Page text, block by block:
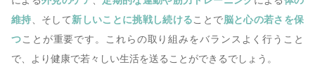
維持 、そして 新しいことに挑戦し続ける ことで脳と心の若さを保
つ ことが重要です。これらの取り組みをバランスよく行うこと
で、より健康で若々しい生活を送ることができるでしょう。